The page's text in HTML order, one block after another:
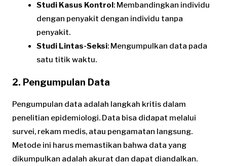
Studi Kasus Kontrol : Membandingkan individu
dengan penyakit dengan individu tanpa
penyakit.
Studi Lintas-Seksi: Mengumpulkan data pada
satu titik waktu.
2. Pengumpulan Data
Pengumpulan data adalah langkah kritis dalam
penelitian epidemiologi. Data bisa didapat melalui
survei, rekam medis, atau pengamatan langsung.
Metode ini harus memastikan bahwa data yang
dikumpulkan adalah akurat dan dapat diandalkan.